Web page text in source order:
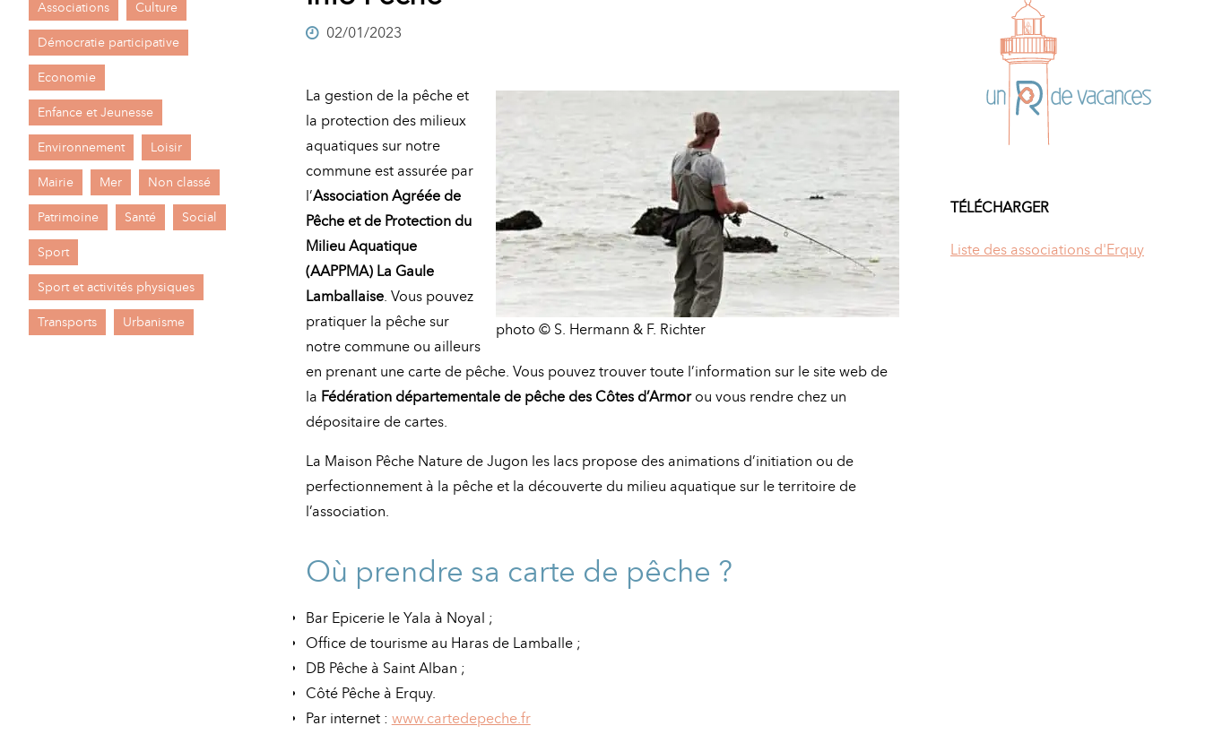
02/01/2023
photo © S. Hermann & F. Richter
La gestion de la pêche et
la protection des milieux
aquatiques sur notre
commune est assurée par
l’Association Agréée de
Pêche et de Protection du
Milieu Aquatique
(AAPPMA) La Gaule
Lamballaise. Vous pouvez
pratiquer la pêche sur
notre commune ou ailleurs
en prenant une carte de pêche. Vous pouvez trouver toute l’information sur le site web de
la Fédération départementale de pêche des Côtes d’Armorou vous rendre chez un
dépositaire de cartes.
La Maison Pêche Nature de Jugon les lacs propose des animations d’initiation ou de
perfectionnement à la pêche et la découverte du milieu aquatique sur le territoire de
l’association.
Où prendre sa carte de pêche ?
Bar Epicerie le Yala à Noyal ;
Office de tourisme au Haras de Lamballe ;
DB Pêche à Saint Alban ;
Côté Pêche à Erquy.
Par internet : www.cartedepeche.fr
Associations Culture
Démocratie participative
Economie
Enfance et Jeunesse
Environnement Loisir
Mairie Mer Non classé
Patrimoine Santé Social
Sport
Sport et activités physiques
Transports Urbanisme
TÉLÉCHARGER
Liste des associations d'Erquy